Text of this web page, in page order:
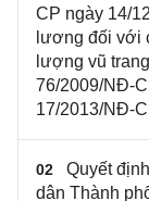
CP ngày 14/
lương đối với
lượng vũ
76/2009/NĐ-
17/2013/NĐ-
02
Quyết
dân Thành